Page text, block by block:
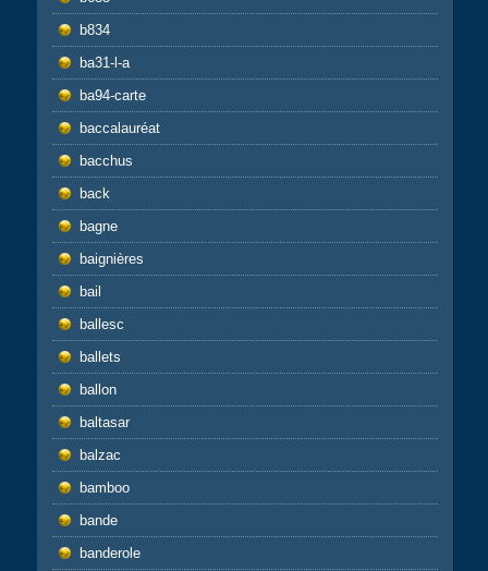
b834
ba31-l-a
ba94-carte
baccalauréat
bacchus
back
bagne
baignières
bail
ballesc
ballets
ballon
baltasar
balzac
bamboo
bande
banderole